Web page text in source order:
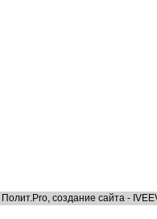
создание сайта -